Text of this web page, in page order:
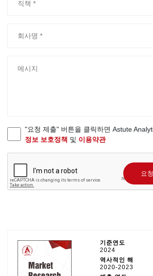
"요청 제출" 버튼을 클릭하면 Astute
정보 보호정책 및 이용약관
요청 제출 요
기준연도
2024
역사적인 해
2020-2023